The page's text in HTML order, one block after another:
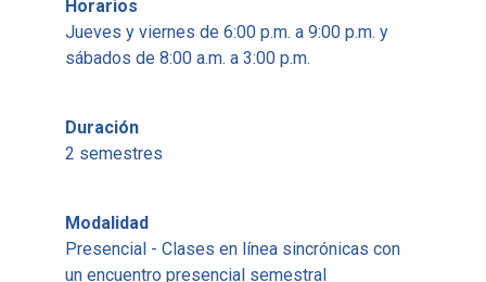
Horarios
Jueves y viernes de 6:00 p.m. a 9:00 p.m. y
sábados de 8:00 a.m. a 3:00 p.m.
Duración
2 semestres
Modalidad
Presencial - Clases en línea sincrónicas con
un encuentro presencial semestral